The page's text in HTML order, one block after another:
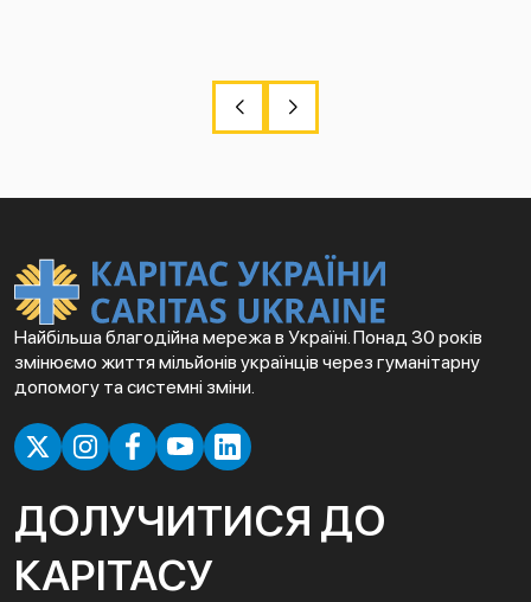
Найбільша благодійна мережа в Україні. Понад 30 років
змінюємо життя мільйонів українців через гуманітарну
допомогу та системні зміни.
ДОЛУЧИТИСЯ ДО
КАРІТАСУ